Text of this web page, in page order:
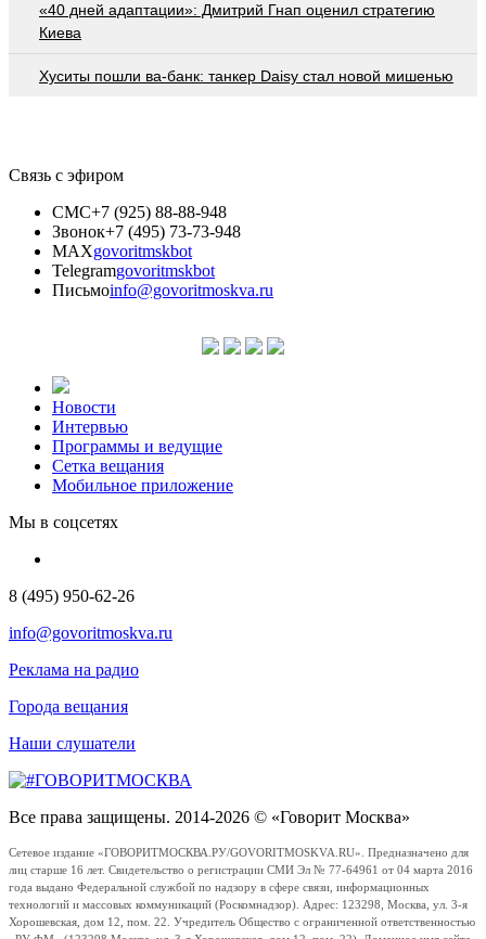
«40 дней адаптации»: Дмитрий Гнап оценил стратегию
Киева
Хуситы пошли ва-банк: танкер Daisy стал новой мишенью
Связь с эфиром
СМС+7 (925) 88-88-948
Звонок+7 (495) 73-73-948
MAXgovoritmskbot
Telegramgovoritmskbot
Письмоinfo@govoritmoskva.ru
Новости
Интервью
Программы и ведущие
Сетка вещания
Мобильное приложение
Мы в соцсетях
8 (495) 950-62-26
info@govoritmoskva.ru
Реклама на радио
Города вещания
Наши слушатели
Все права защищены. 2014-2026 © «Говорит Москва»
Сетевое издание «ГОВОРИТМОСКВА.РУ/GOVORITMOSKVA.RU». Предназначено для
лиц старше 16 лет. Свидетельство о регистрации СМИ Эл № 77-64961 от 04 марта 2016
года выдано Федеральной службой по надзору в сфере связи, информационных
технологий и массовых коммуникаций (Роскомнадзор). Адрес: 123298, Москва, ул. 3-я
Хорошевская, дом 12, пом. 22. Учредитель Общество с ограниченной ответственностью